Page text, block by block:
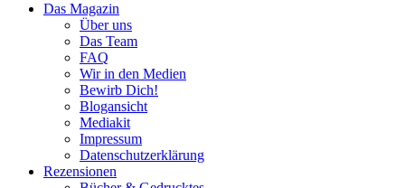
Das Magazin
Über uns
Das Team
FAQ
Wir in den Medien
Bewirb Dich!
Blogansicht
Mediakit
Impressum
Datenschutzerklärung
Rezensionen